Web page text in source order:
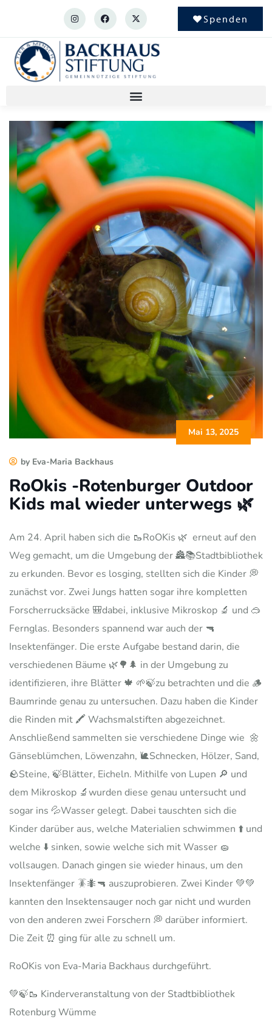
Spenden
Mai 13, 2025
by Eva-Maria Backhaus
RoOkis -Rotenburger Outdoor
Kids mal wieder unterwegs 🌿
Am 24. April haben sich die 🥾RoOKis 🌿 erneut auf den
Weg gemacht, um die Umgebung der 🏯📚Stadtbibliothek
zu erkunden. Bevor es losging, stellten sich die Kinder 💭
zunächst vor. Zwei Jungs hatten sogar ihre kompletten
Forscherrucksäcke 🎒dabei, inklusive Mikroskop 🔬 und 🥽
Fernglas. Besonders spannend war auch der 🔫
Insektenfänger. Die erste Aufgabe bestand darin, die
verschiedenen Bäume 🌿🌳🌲 in der Umgebung zu
identifizieren, ihre Blätter 🍁 🌱🍃zu betrachten und die 🪵
Baumrinde genau zu untersuchen. Dazu haben die Kinder
die Rinden mit 🖍️ Wachsmalstiften abgezeichnet.
Anschließend sammelten sie verschiedene Dinge wie 🌼
Gänseblümchen, Löwenzahn, 🐌Schnecken, Hölzer, Sand,
🪨Steine, 🍃Blätter, Eicheln. Mithilfe von Lupen 🔎 und
dem Mikroskop 🔬wurden diese genau untersucht und
sogar ins 💦Wasser gelegt. Dabei tauschten sich die
Kinder darüber aus, welche Materialien schwimmen ⬆️ und
welche ⬇️ sinken, sowie welche sich mit Wasser 🧽
vollsaugen. Danach gingen sie wieder hinaus, um den
Insektenfänger 🪳🐜🔫 auszuprobieren. Zwei Kinder 💚💚
kannten den Insektensauger noch gar nicht und wurden
von den anderen zwei Forschern 💭 darüber informiert.
Die Zeit ⏰ ging für alle zu schnell um.
RoOKis von Eva-Maria Backhaus durchgeführt.
💚🍃🥾 Kinderveranstaltung von der Stadtbibliothek
Rotenburg Wümme